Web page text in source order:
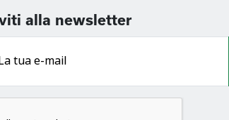
alla newsletter